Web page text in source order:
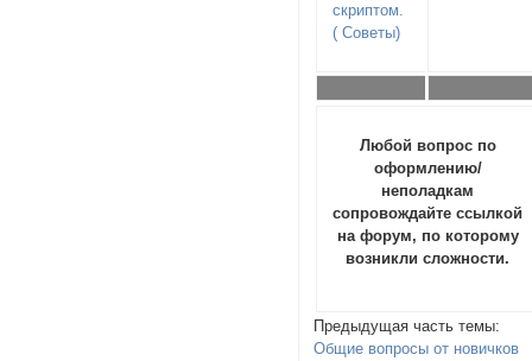
скриптом.
( Советы)
Любой вопрос по
оформлению/
неполадкам
сопровождайте ссылкой
на форум, по которому
возникли сложности.
Предыдущая часть темы:
Общие вопросы от новичков